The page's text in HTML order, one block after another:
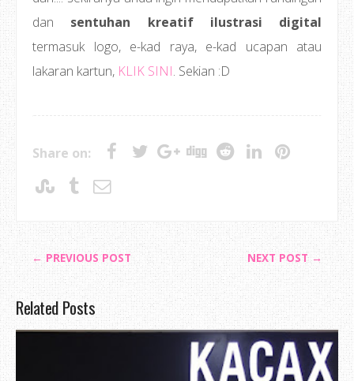
dan sentuhan kreatif ilustrasi digital
termasuk logo, e-kad raya, e-kad ucapan atau
lakaran kartun, KLIK SINI. Sekian :D
Share on:
← PREVIOUS POST NEXT POST →
Related Posts